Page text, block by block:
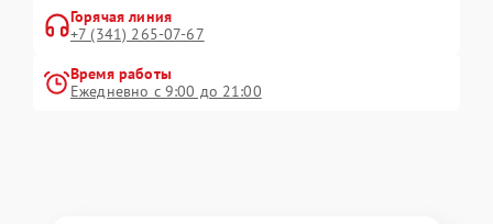
Горячая линия
+7 (341) 265-07-67
Время работы
Ежедневно с 9:00 до 21:00